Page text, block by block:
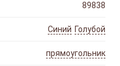
89838
Голубой
Синий
прямоугольник